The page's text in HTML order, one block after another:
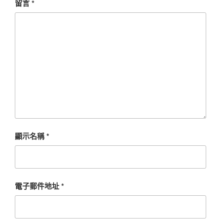
留言*
顯示名稱*
電子郵件地址*